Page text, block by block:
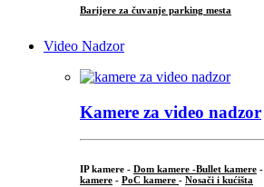
Barijere za čuvanje parking mesta
Video Nadzor
Kamere za video nadzor
IP kamere - Dom kamere -Bullet kamere -
kamere - PoC kamere - Nosači i kućišta